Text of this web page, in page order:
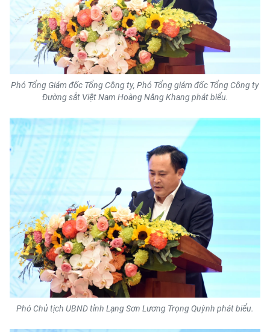
Phó Tổng Giám đốc Tổng Công ty, Phó Tổng giám đốc Tổng Công ty
Đường sắt Việt Nam Hoàng Năng Khang phát biểu.
Phó Chủ tịch UBND tỉnh Lạng Sơn Lương Trọng Quỳnh phát biểu.